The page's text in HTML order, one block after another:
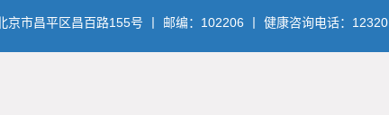
京市昌平区昌百路155号 丨 邮编：102206 丨 健康咨询电话：12320